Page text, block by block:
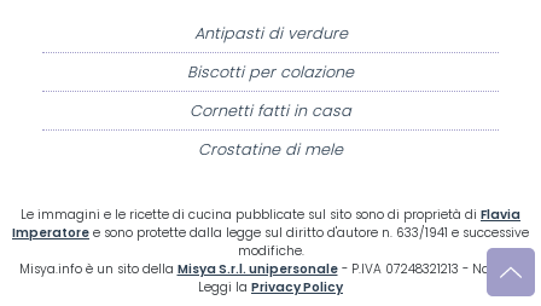
Antipasti di verdure
Biscotti per colazione
Cornetti fatti in casa
Crostatine di mele
Le immagini e le ricette di cucina pubblicate sul sito sono di proprietà di Flavia
Imperatore e sono protette dalla legge sul diritto d'autore n. 633/1941 e successive
modifiche.
Misya.info è un sito della Misya S.r.l. unipersonale- P.IVA 07248321213 - Napoli -
Leggi la Privacy Policy